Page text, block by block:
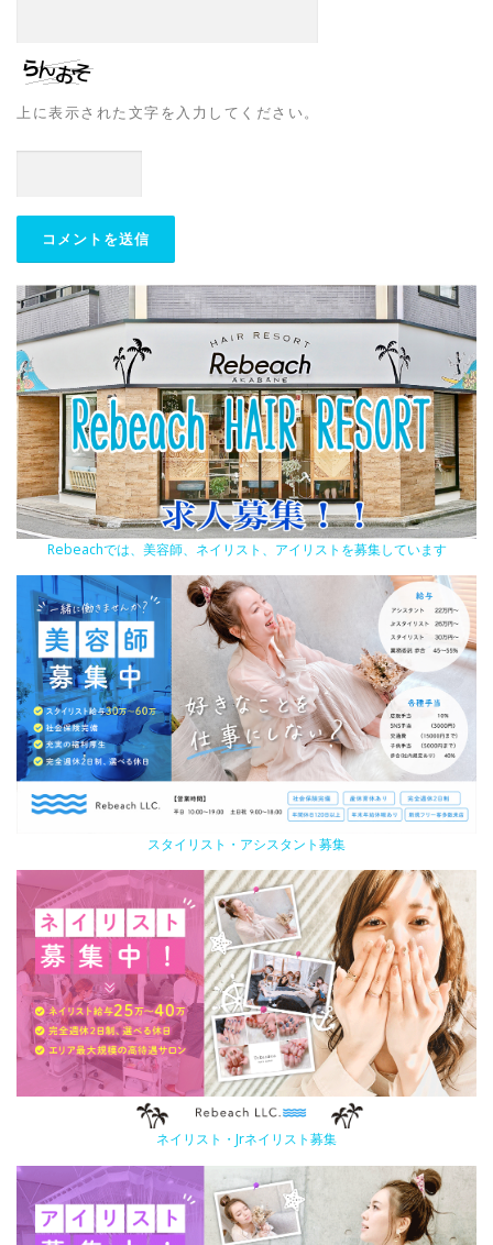
上に表示された文字を入力してください。
Rebeachでは、美容師、ネイリスト、アイリストを募集しています
スタイリスト・アシスタント募集
ネイリスト・Jrネイリスト募集